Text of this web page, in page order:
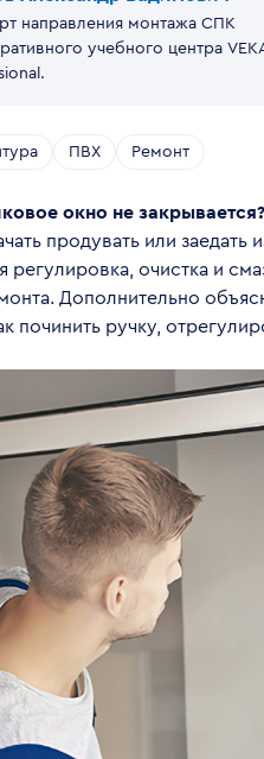
направления монтажа СПК
учебного центра
ПВХ Ремонт
окно не закрывается?
продувать или
регулировка, очистка и
Дополнительно
починить ручку,